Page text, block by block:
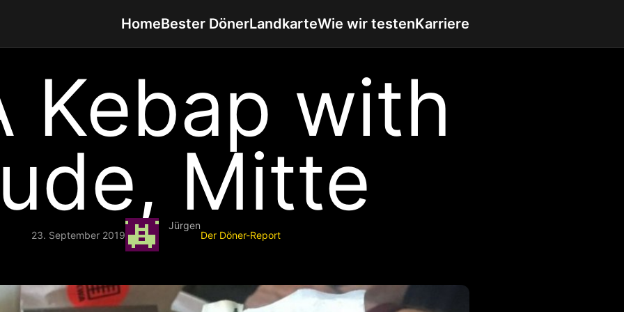
HomeBester DönerLandkarteWie wir testenKarriere
Kebap with
Mitte
23. September 2019
Jürgen
Der Döner-Report